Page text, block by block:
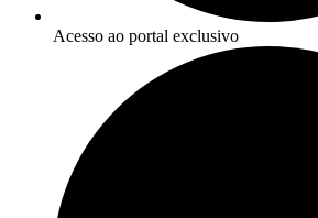
Acesso ao portal exclusivo